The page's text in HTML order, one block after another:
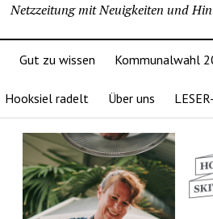
Netzzeitung mit Neuigkeiten und
Gut zu wissen Kommunalwahl
Hooksiel radelt Über uns